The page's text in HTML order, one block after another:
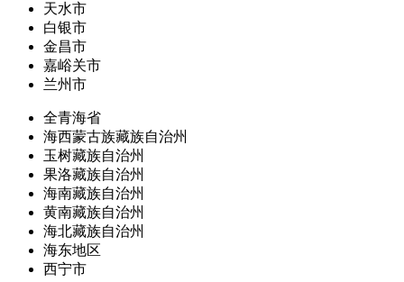
天水市
白银市
金昌市
嘉峪关市
兰州市
全青海省
海西蒙古族藏族自治州
玉树藏族自治州
果洛藏族自治州
海南藏族自治州
黄南藏族自治州
海北藏族自治州
海东地区
西宁市